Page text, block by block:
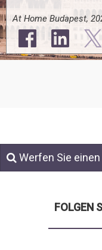
At Home Budapest,
Werfen Sie
FOLGEN